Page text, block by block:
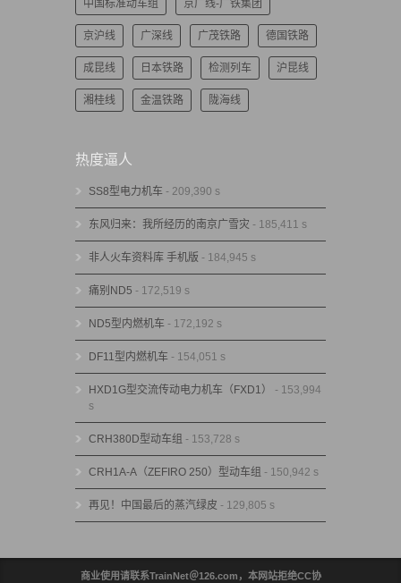
中国标准动车组 京广线-广铁集团
京沪线 广深线 广茂铁路 德国铁路
成昆线 日本铁路 检测列车 沪昆线
湘桂线 金温铁路 陇海线
热度逼人
SS8型电力机车 - 209,390 s
东风归来：我所经历的南京广雪灾 - 185,411 s
非人火车资料库 手机版 - 184,945 s
痛别ND5 - 172,519 s
ND5型内燃机车 - 172,192 s
DF11型内燃机车 - 154,051 s
HXD1G型交流传动电力机车（FXD1）
- 153,994
s
CRH380D型动车组 - 153,728 s
CRH1A-A（ZEFIRO 250）型动车组 - 150,942 s
再见！中国最后的蒸汽绿皮 - 129,805 s
商业使用请联系TrainNet＠126.com，本网站拒绝CC协